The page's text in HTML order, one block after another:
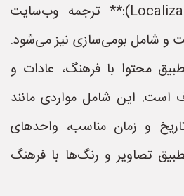
* **بومی‌سازی (Localization):** ترجمه وب‌سایت
و شامل بومی‌سازی نیز می‌شود.
محتوا با فرهنگ، عادات و
است. این شامل مواردی مانند
و زمان مناسب، واحدهای
تصاویر و رنگ‌ها با فرهنگ